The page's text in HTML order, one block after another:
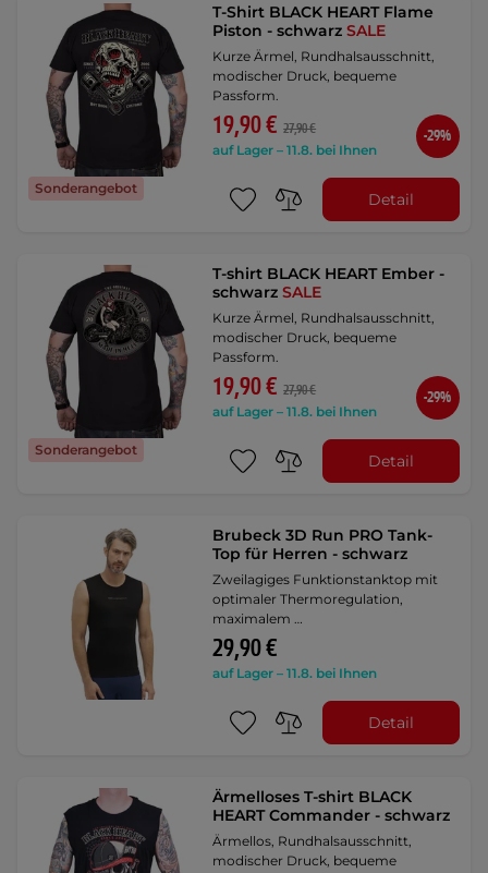
Sonderangebot
T-Shirt BLACK HEART Flame
Piston - schwarzSALE
Kurze Ärmel, Rundhalsausschnitt,
modischer Druck, bequeme
Passform.
19,90 € 27,90 €
auf Lager – 11.8. bei Ihnen
-29%
Detail
Sonderangebot
T-shirt BLACK HEART Ember -
schwarzSALE
Kurze Ärmel, Rundhalsausschnitt,
modischer Druck, bequeme
Passform.
19,90 € 27,90 €
auf Lager – 11.8. bei Ihnen
-29%
Detail
Brubeck 3D Run PRO Tank-
Top für Herren - schwarz
Zweilagiges Funktionstanktop mit
optimaler Thermoregulation,
maximalem …
29,90 €
auf Lager – 11.8. bei Ihnen
Detail
Ärmelloses T-shirt BLACK
HEART Commander - schwarz
Ärmellos, Rundhalsausschnitt,
modischer Druck, bequeme